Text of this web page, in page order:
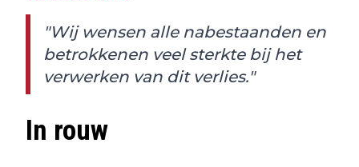
"Wij wensen alle nabestaanden en
betrokkenen veel sterkte bij het
verwerken van dit verlies."
In rouw